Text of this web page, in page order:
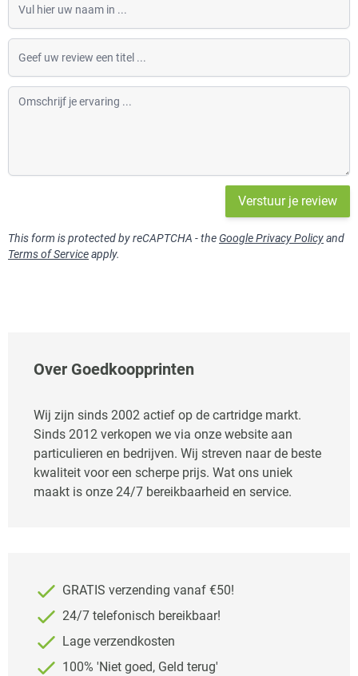
Geef uw review een titel
Omschrijf je ervaring
Verstuur je review
This form is protected by reCAPTCHA - the Google Privacy Policyand
Terms of Serviceapply.
Over Goedkoopprinten
Wij zijn sinds 2002 actief op de cartridge markt.
Sinds 2012 verkopen we via onze website aan
particulieren en bedrijven. Wij streven naar de beste
kwaliteit voor een scherpe prijs. Wat ons uniek
maakt is onze 24/7 bereikbaarheid en service.
GRATIS verzending vanaf €50!
24/7 telefonisch bereikbaar!
Lage verzendkosten
100% 'Niet goed, Geld terug'